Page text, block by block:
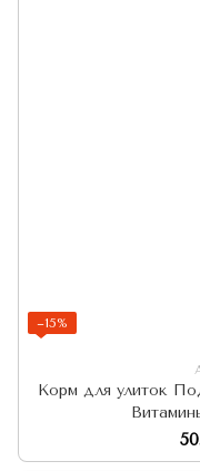
−15%
Корм для улиток